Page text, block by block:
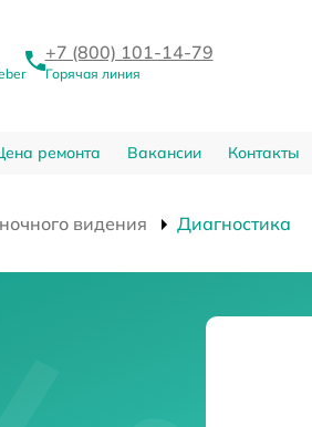
+7 (800) 101-14-79
Горячая линия
ремонта Вакансии Контакты
видения Диагностика